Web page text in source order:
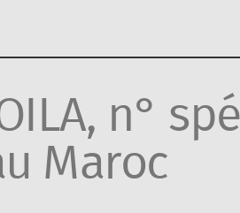
n°
Maroc